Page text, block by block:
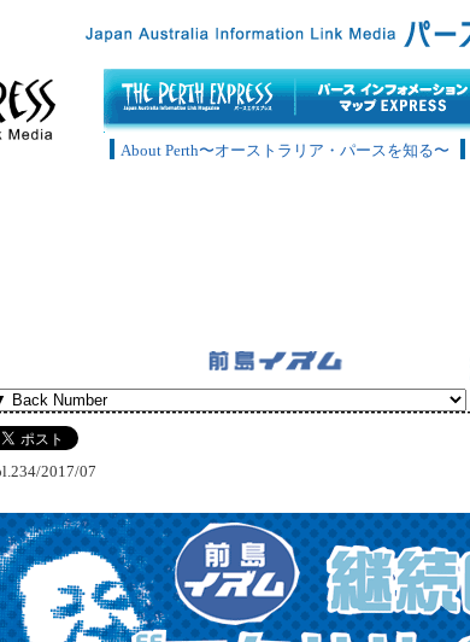
About Perth〜オーストラリア・パースを知る〜
2017/07